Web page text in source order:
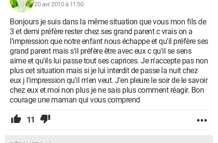
20 avr. 2010 à 11:50
Bonjours je suis dans la même situation que vous mon fils de
3 et demi préfère rester chez ses grand parent c vrais on a
l'impression que notre enfant nous échappe et qu'il préfère ses
grand parent mais s'il préfère être avec eux c qu'il se sens
aime et qu'ils lui passe tout ses caprices. Je n'accepte pas non
plus cet situation mais si je lui interdit de passe la nuit chez
eux j l'impression qu'il m'en veut. J'en pleure le soir de le savoir
chez eux et moi non plus je ne sais plus comment réagir. Bon
courage une maman qui vous comprend
11